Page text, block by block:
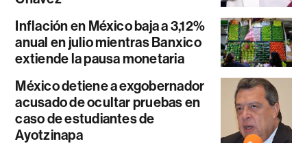
Inflación en México baja a 3,12%
anual en julio mientras Banxico
extiende la pausa monetaria
México detiene a exgobernador
acusado de ocultar pruebas en
caso de estudiantes de
Ayotzinapa